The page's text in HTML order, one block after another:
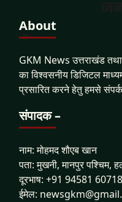
About
GKM News उत्तराखंड तथा
का विश्वसनीय डिजिटल
प्रसारित करने हेतु हमसे
संपादक –
नाम: मोहमद शौएब खान
पता: मुखनी, मानपुर पश्चिम,
दूरभाष: +91 94581 60718
ईमेल: